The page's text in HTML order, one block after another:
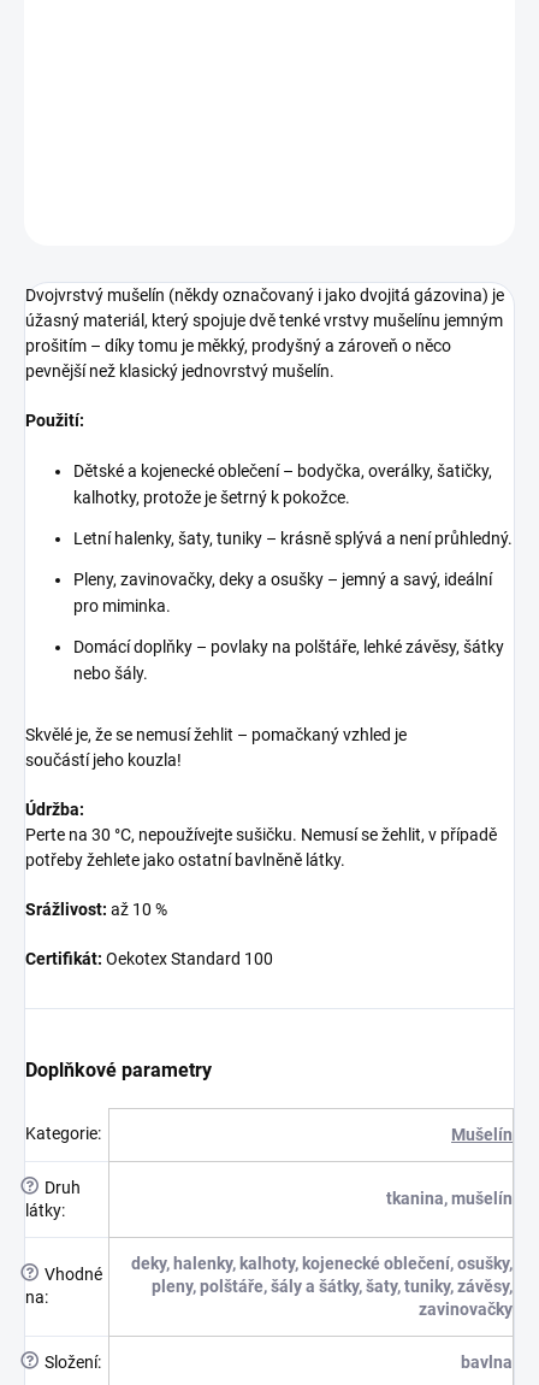
Dvojvrstvý mušelín (někdy označovaný i jako dvojitá gázovina) je
úžasný materiál, který spojuje dvě tenké vrstvy mušelínu jemným
prošitím – díky tomu je měkký, prodyšný a zároveň o něco
pevnější než klasický jednovrstvý mušelín.
Použití:
Dětské a kojenecké oblečení – bodyčka, overálky, šatičky,
kalhotky, protože je šetrný k pokožce.
Letní halenky, šaty, tuniky – krásně splývá a není průhledný.
Pleny, zavinovačky, deky a osušky – jemný a savý, ideální
pro miminka.
Domácí doplňky – povlaky na polštáře, lehké závěsy, šátky
nebo šály.
Skvělé je, že se nemusí žehlit – pomačkaný vzhled je
součástí jeho kouzla!
Údržba:
Perte na 30 °C, nepoužívejte sušičku. Nemusí se žehlit, v případě
potřeby žehlete jako ostatní bavlněně látky.
Srážlivost: až 10 %
Certifikát: Oekotex Standard 100
Doplňkové parametry
Kategorie: Mušelín
?
Druh
látky:
tkanina, mušelín
? Vhodné
na:
deky, halenky, kalhoty, kojenecké oblečení, osušky,
pleny, polštáře, šály a šátky, šaty, tuniky, závěsy,
zavinovačky
? Složení: bavlna